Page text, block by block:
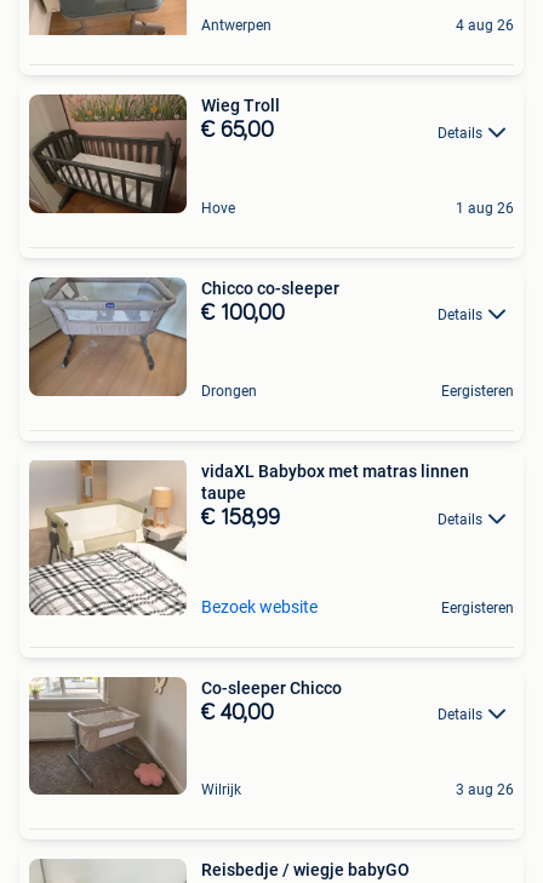
Antwerpen 4 aug 26
Wieg Troll
€ 65,00 Details
Hove 1 aug 26
Chicco co-sleeper
€ 100,00 Details
Drongen Eergisteren
vidaXL Babybox met matras linnen
taupe
€ 158,99 Details
Bezoek website Eergisteren
Co-sleeper Chicco
€ 40,00 Details
Wilrijk 3 aug 26
Reisbedje / wiegje babyGO